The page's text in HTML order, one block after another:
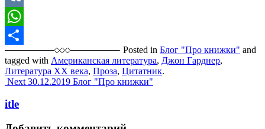
VK
WhatsApp
Отправить
Posted in Блог "Про книжки" and
tagged with Американская литература, Джон Гарднер,
Литература XX века, Проза, Цитатник.
Post
navigation
Next 30.12.2019 Блог "Про книжки"
itle